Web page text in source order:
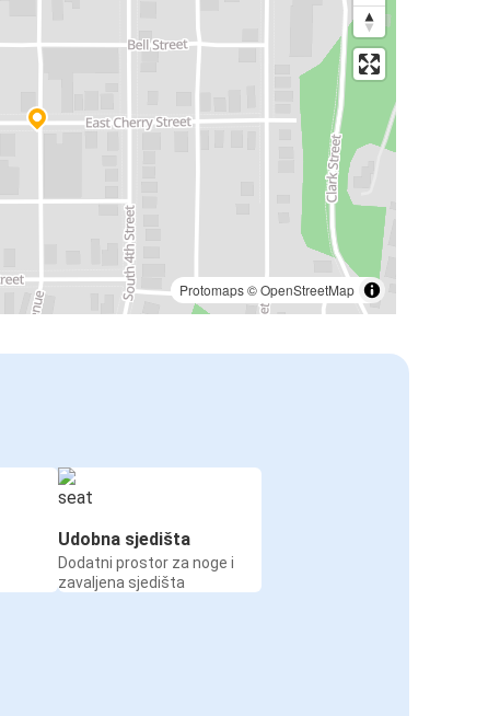
Protomaps©OpenStreetMap
Udobna sjedišta
Dodatni prostor za noge i
zavaljena sjedišta